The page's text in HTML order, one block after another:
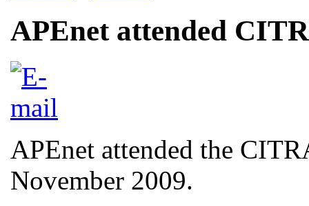
APEnet attended
APEnet attended the
November 2009.